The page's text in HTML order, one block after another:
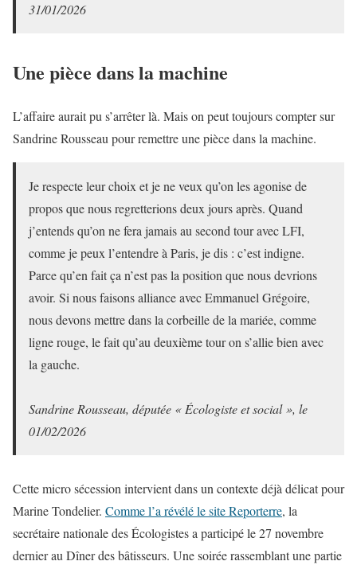
31/01/2026
Une pièce dans la machine
L’affaire aurait pu s’arrêter là. Mais on peut toujours compter sur
Sandrine Rousseau pour remettre une pièce dans la machine.
Je respecte leur choix et je ne veux qu’on les agonise de
propos que nous regretterions deux jours après. Quand
j’entends qu’on ne fera jamais au second tour avec LFI,
comme je peux l’entendre à Paris, je dis : c’est indigne.
Parce qu’en fait ça n’est pas la position que nous devrions
avoir. Si nous faisons alliance avec Emmanuel Grégoire,
nous devons mettre dans la corbeille de la mariée, comme
ligne rouge, le fait qu’au deuxième tour on s’allie bien avec
la gauche.
Sandrine Rousseau, députée « Écologiste et social », le
01/02/2026
Cette micro sécession intervient dans un contexte déjà délicat pour
Marine Tondelier. Comme l’a révélé le site Reporterre, la
secrétaire nationale des Écologistes a participé le 27 novembre
dernier au Dîner des bâtisseurs. Une soirée rassemblant une partie